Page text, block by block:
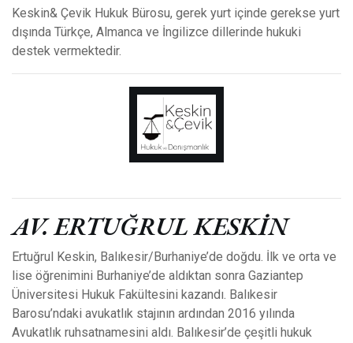
Keskin& Çevik Hukuk Bürosu, gerek yurt içinde gerekse yurt
dışında Türkçe, Almanca ve İngilizce dillerinde hukuki
destek vermektedir.
AV. ERTUĞRUL KESKİN
Ertuğrul Keskin, Balıkesir/Burhaniye’de doğdu. İlk ve orta ve
lise öğrenimini Burhaniye’de aldıktan sonra Gaziantep
Üniversitesi Hukuk Fakültesini kazandı. Balıkesir
Barosu’ndaki avukatlık stajının ardından 2016 yılında
Avukatlık ruhsatnamesini aldı. Balıkesir’de çeşitli hukuk